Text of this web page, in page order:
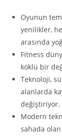
Oyunun
yenilikler,
arasında
Fitness
köklü bir
Teknoloji,
alanlarda
değiştiriyor.
Modern
sahada